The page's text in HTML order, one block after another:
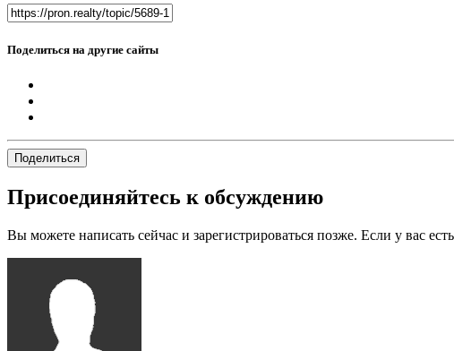
Поделиться на другие сайты
Поделиться
Присоединяйтесь к обсуждению
Вы можете написать сейчас и зарегистрироваться позже. Если у вас